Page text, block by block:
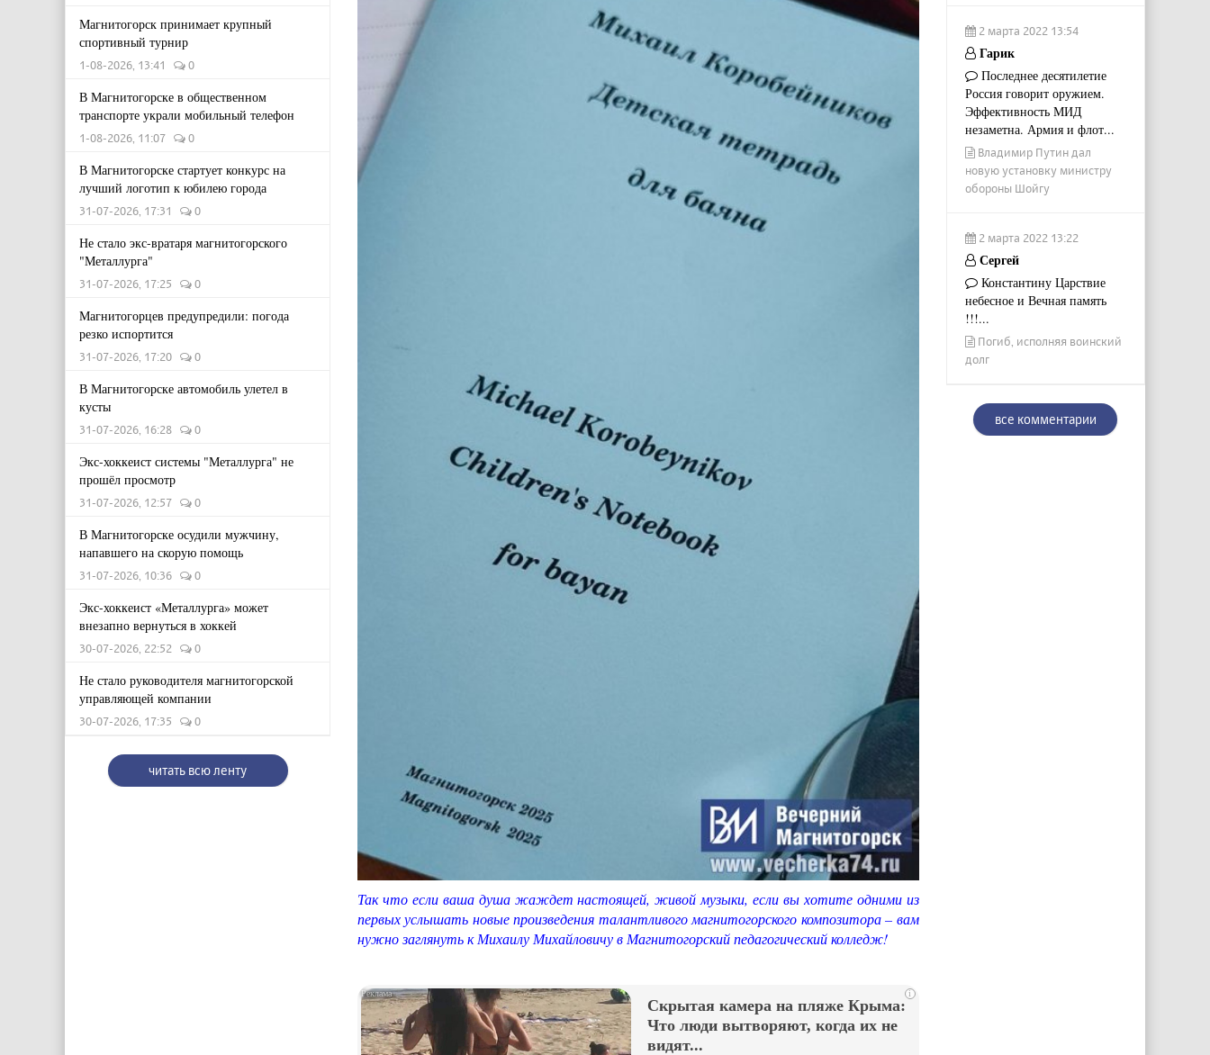
Магнитогорск принимает крупный
спортивный турнир
1-08-2026, 13:41 0
В Магнитогорске в общественном
транспорте украли мобильный телефон
1-08-2026, 11:07 0
В Магнитогорске стартует конкурс на
лучший логотип к юбилею города
31-07-2026, 17:31 0
Не стало экс-вратаря магнитогорского
"Металлурга"
31-07-2026, 17:25 0
Магнитогорцев предупредили: погода
резко испортится
31-07-2026, 17:20 0
В Магнитогорске автомобиль улетел в
кусты
31-07-2026, 16:28 0
Экс-хоккеист системы "Металлурга" не
прошёл просмотр
31-07-2026, 12:57 0
В Магнитогорске осудили мужчину,
напавшего на скорую помощь
31-07-2026, 10:36 0
Экс-хоккеист «Металлурга» может
внезапно вернуться в хоккей
30-07-2026, 22:52 0
Не стало руководителя магнитогорской
управляющей компании
30-07-2026, 17:35 0
читать всю ленту
Так что если ваша душа жаждет настоящей, живой музыки, если вы хотите одними из
первых услышать новые произведения талантливого магнитогорского композитора – вам
нужно заглянуть к Михаилу Михайловичу в Магнитогорский педагогический колледж!
i
Скрытая камера на пляже Крыма:
Что люди вытворяют, когда их не
видят...
2 марта 2022 13:54
Гарик
Последнее десятилетие
Россия говорит оружием.
Эффективность МИД
незаметна. Армия и флот...
Владимир Путин дал
новую установку министру
обороны Шойгу
2 марта 2022 13:22
Сергей
Константину Царствие
небесное и Вечная память
!!!...
Погиб, исполняя воинский
долг
все комментарии